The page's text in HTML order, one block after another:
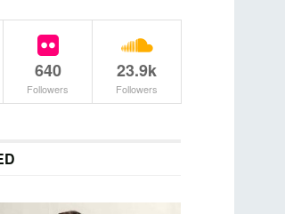
640
Followers
23.9k
Followers